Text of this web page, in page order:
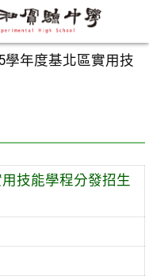
學年度基北區實用技
技能學程分發招生